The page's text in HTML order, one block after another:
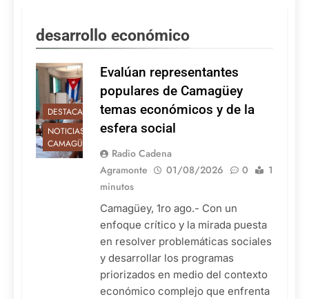
desarrollo económico
DESTACADAS
NOTICIAS DE
CAMAGÜEY
Evalúan representantes
populares de Camagüey
temas económicos y de la
esfera social
Radio Cadena
Agramonte
01/08/2026 0
1
minutos
Camagüey, 1ro ago.- Con un
enfoque crítico y la mirada puesta
en resolver problemáticas sociales
y desarrollar los programas
priorizados en medio del contexto
económico complejo que enfrenta